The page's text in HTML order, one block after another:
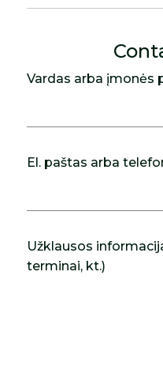
Vardas arba įmonės
El. paštas arba
Užklausos
terminai, kt.)